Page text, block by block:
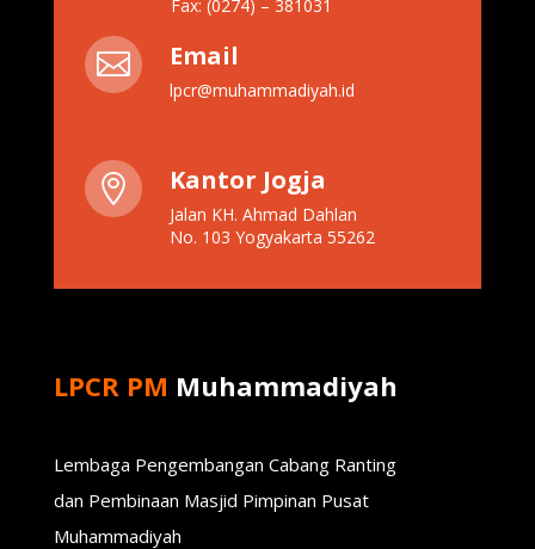
Fax: (0274) – 381031
 Email
lpcr@muhammadiyah.id
 Kantor Jogja
Jalan KH. Ahmad Dahlan
No. 103 Yogyakarta 55262
LPCR PM Muhammadiyah
Lembaga Pengembangan Cabang Ranting
dan Pembinaan Masjid Pimpinan Pusat
Muhammadiyah